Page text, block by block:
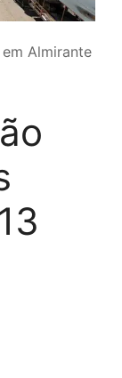
Almirante